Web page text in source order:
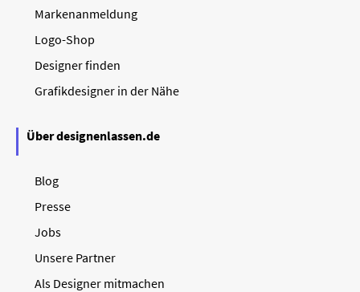
Markenanmeldung
Logo-Shop
Designer finden
Grafikdesigner in der Nähe
Über designenlassen.de
Blog
Presse
Jobs
Unsere Partner
Als Designer mitmachen